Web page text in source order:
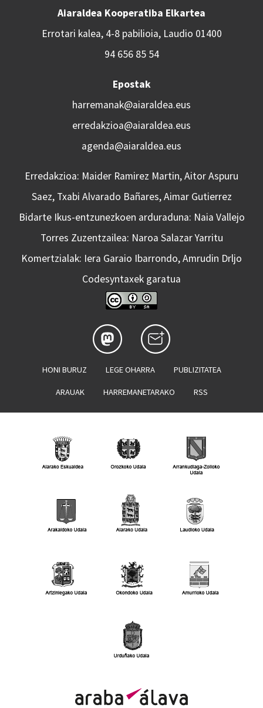
Aiaraldea Kooperatiba Elkartea
Errotari kalea, 4-8 pabilioia, Laudio 01400
94 656 85 54
Epostak
harremanak@aiaraldea.eus
erredakzioa@aiaraldea.eus
agenda@aiaraldea.eus
Erredakzioa: Maider Ramirez Martin, Aitor Aspuru
Saez, Txabi Alvarado Bañares, Aimar Gutierrez
Bidarte Ikus-entzunezkoen arduraduna: Naia Vallejo
Torres Zuzentzailea: Naroa Salazar Yarritu
Komertzialak: Iera Garaio Ibarrondo, Amrudin Drljo
Codesyntaxek garatua
HONI BURUZ LEGE OHARRA PUBLIZITATEA
ARAUAK HARREMANETARAKO RSS